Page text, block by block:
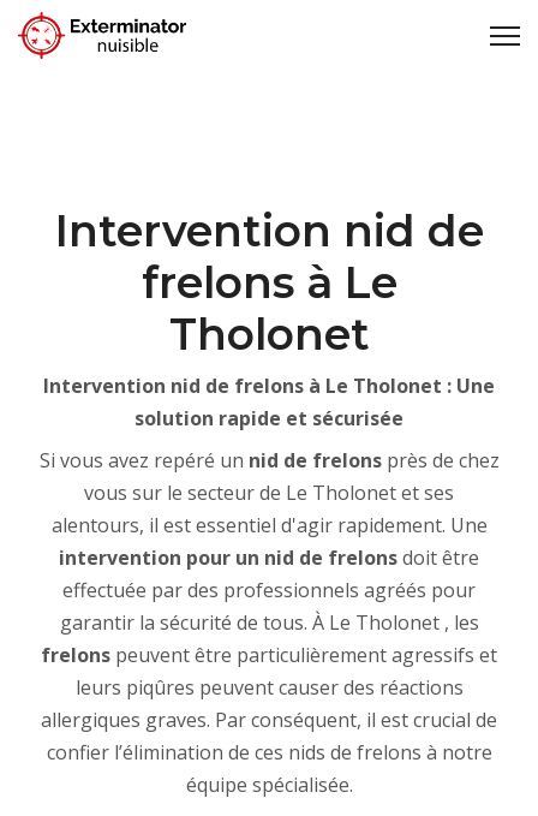
Intervention nid de
frelons à Le
Tholonet
Intervention nid de frelons à Le Tholonet : Une
solution rapide et sécurisée
Si vous avez repéré un nid de frelonsprès de chez
vous sur le secteur de Le Tholonet et ses
alentours, il est essentiel d'agir rapidement. Une
intervention pour un nid de frelonsdoit être
effectuée par des professionnels agréés pour
garantir la sécurité de tous. À Le Tholonet , les
frelons peuvent être particulièrement agressifs et
leurs piqûres peuvent causer des réactions
allergiques graves. Par conséquent, il est crucial de
confier l’élimination de ces nids de frelons à notre
équipe spécialisée.